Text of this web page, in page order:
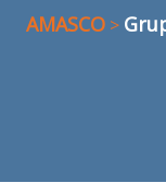
AMASCO >